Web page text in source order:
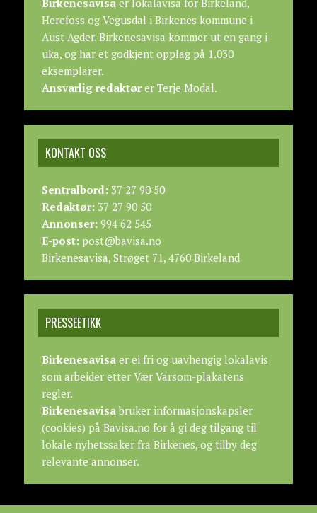
Birkenesavisaer lokalavisa for Birkeland,
Herefoss og Vegusdal i Birkenes kommune i
Aust-Agder. Birkenesavisa kommer ut en gang i
uka, og har et godkjent opplag på 1.030
eksemplarer.
Ansvarlig redaktører Terje Modal.
KONTAKT OSS
Sentralbord:37 27 90 50
Redaktør:37 27 90 50
Annonser:994 62 545
E-post:post@bavisa.no
Birkenesavisa, Strøget 71, 4760 Birkeland
PRESSEETIKK
Birkenesavisaer ei fri og uavhengig lokalavis
som arbeider etter Vær Varsom-plakatens
regler.
Birkenesavisabruker informasjonskapsler
(cookies) på Bavisa.no for å gi deg tilgang til
lokale nyhetssaker fra Birkenes, og tilby deg
relevante annonser.